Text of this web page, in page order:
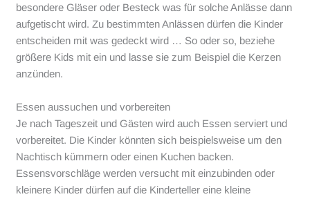
besondere Gläser oder Besteck was für solche Anlässe dann
aufgetischt wird. Zu bestimmten Anlässen dürfen die Kinder
entscheiden mit was gedeckt wird … So oder so, beziehe
größere Kids mit ein und lasse sie zum Beispiel die Kerzen
anzünden.
Essen aussuchen und vorbereiten
Je nach Tageszeit und Gästen wird auch Essen serviert und
vorbereitet. Die Kinder könnten sich beispielsweise um den
Nachtisch kümmern oder einen Kuchen backen.
Essensvorschläge werden versucht mit einzubinden oder
kleinere Kinder dürfen auf die Kinderteller eine kleine